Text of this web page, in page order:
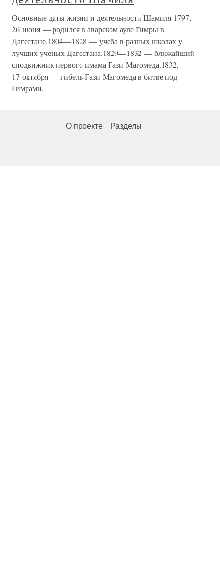
Основные даты жизни и деятельности Шамиля 1797,
26 июня — родился в аварском ауле Гимры в
Дагестане.1804—1828 — учеба в разных школах у
лучших ученых Дагестана.1829—1832 — ближайший
сподвижник первого имама Гази-Магомеда.1832,
17 октября — гибель Гази-Магомеда в битве под
Гимрами,
О проекте Разделы